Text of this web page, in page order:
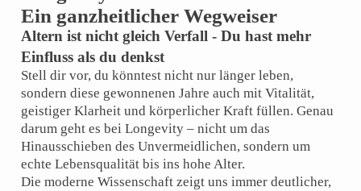
Ein ganzheitlicher Wegweiser
Altern ist nicht gleich Verfall - Du hast mehr
Einfluss als du denkst
Stell dir vor, du könntest nicht nur länger leben,
sondern diese gewonnenen Jahre auch mit Vitalität,
geistiger Klarheit und körperlicher Kraft füllen. Genau
darum geht es bei Longevity – nicht um das
Hinausschieben des Unvermeidlichen, sondern um
echte Lebensqualität bis ins hohe Alter.
Die moderne Wissenschaft zeigt uns immer deutlicher,